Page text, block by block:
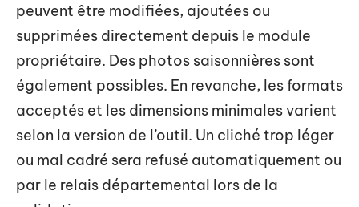
peuvent être modifiées, ajoutées ou
supprimées directement depuis le module
propriétaire. Des photos saisonnières sont
également possibles. En revanche, les formats
acceptés et les dimensions minimales varient
selon la version de l’outil. Un cliché trop léger
ou mal cadré sera refusé automatiquement ou
par le relais départemental lors de la